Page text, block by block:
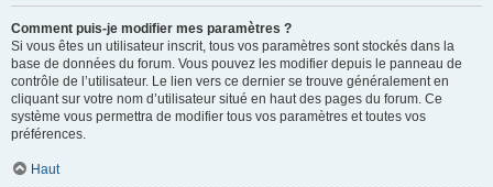
Comment puis-je modifier mes paramètres ?
Si vous êtes un utilisateur inscrit, tous vos paramètres sont stockés dans la
base de données du forum. Vous pouvez les modifier depuis le panneau de
contrôle de l’utilisateur. Le lien vers ce dernier se trouve généralement en
cliquant sur votre nom d’utilisateur situé en haut des pages du forum. Ce
système vous permettra de modifier tous vos paramètres et toutes vos
préférences.
Haut